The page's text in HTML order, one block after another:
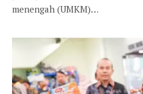
menengah (UMKM)…